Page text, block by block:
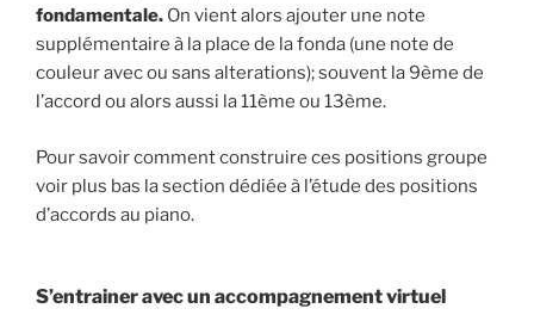
fondamentale. On vient alors ajouter une note
supplémentaire à la place de la fonda (une note de
couleur avec ou sans alterations); souvent la 9ème de
l’accord ou alors aussi la 11ème ou 13ème.
Pour savoir comment construire ces positions groupe
voir plus bas la section dédiée à l’étude des positions
d’accords au piano.
S’entrainer avec un accompagnement virtuel